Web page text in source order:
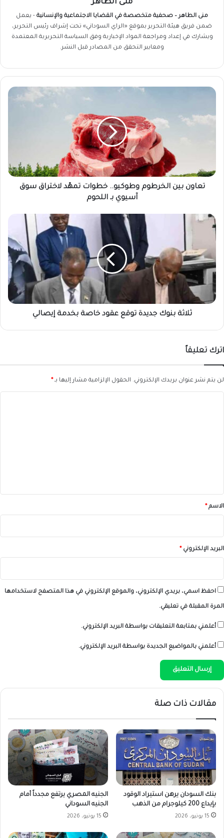
منى الطاهر
منى الطاهر – صحفية متخصصة في القضايا الاجتماعية والإنسانية - يعمل
ضمن فريق هيئة التحرير بموقع «الراي السوداني» تحت إشراف رئيس التحرير،
ويشارك في إعداد ومراجعة المواد الإخبارية وفق السياسة التحريرية المعتمدة
ومعايير التحقق من المصادر قبل النشر.
تعاون
آسيوي
تعاون بين الخرطوم وطوكيو.. خطوات تمهّد لاختراق سوق
آسيوي بـ اللحوم
ثلاثة
بنوك
جديدة
توقع
عقود
خاصة
بخدمة
إيصالي
ثلاثة بنوك جديدة توقع عقود خاصة بخدمة إيصالي
اترك تعليقاً
لن يتم نشر عنوان بريدك الإلكتروني. الحقول الإلزامية مشار إليها بـ*
*الاسم*
البريد الإلكتروني*
احفظ اسمي، بريدي الإلكتروني، والموقع الإلكتروني في هذا المتصفح لاستخدامها
المرة المقبلة في تعليقي.
أعلمني بمتابعة التعليقات بواسطة البريد الإلكتروني.
أعلمني بالمواضيع الجديدة بواسطة البريد الإلكتروني.
مقالات ذات صلة
بنك السودان يرهن استيراد الوقود
بإيداع 200 كيلوجرام من الذهب
15 يونيو، 2026
الجنيه المصري يرتفع مجدداً أمام
الجنيه السوداني
15 يونيو، 2026